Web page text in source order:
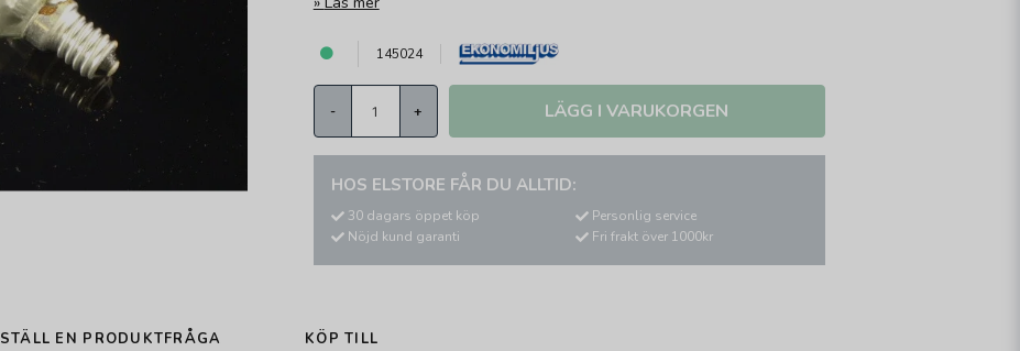
145024
- + LÄGG I VARUKORGEN
HOS ELSTORE FÅR DU ALLTID:
30 dagars öppet köp
Nöjd kund garanti
Personlig service
Fri frakt över 1000kr
STÄLL EN PRODUKTFRÅGA KÖP TILL